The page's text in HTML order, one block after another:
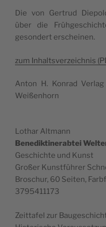
Die von Gertrud
über die
geson­dert erscheinen.
zum Inhaltsverze­ich­nis
Anton H. Kon­rad
Weißenhorn
Lothar Alt­mann
Benedik­tin­er­a­btei
Geschichte und Kunst
Großer Kun­st­führer
Broschur, 60 Seit­en,
3795411173
Zeittafel zur